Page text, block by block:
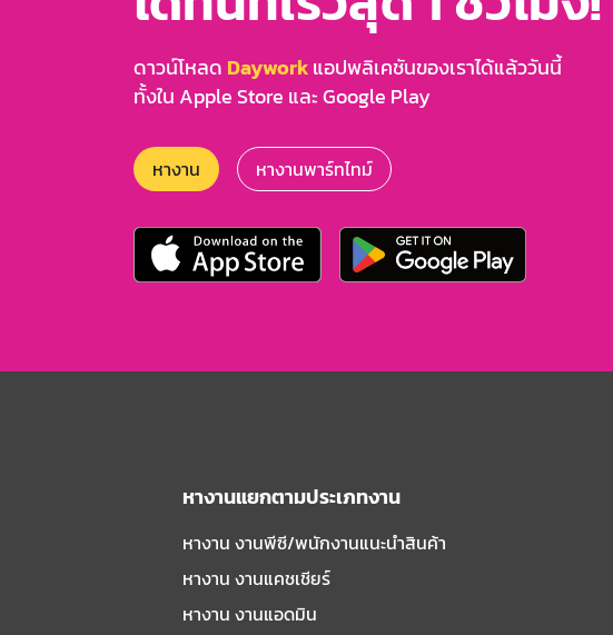
ดาวน์โหลด Dayworkแอปพลิเคชันของเราได้แล้ววันนี้
ทั้งใน Apple Store และ Google Play
หางาน หางานพาร์ทไทม์
หางานแยกตามประเภทงาน
หางาน งานพีซี/พนักงานแนะนําสินค้า
หางาน งานแคชเชียร์
หางาน งานแอดมิน